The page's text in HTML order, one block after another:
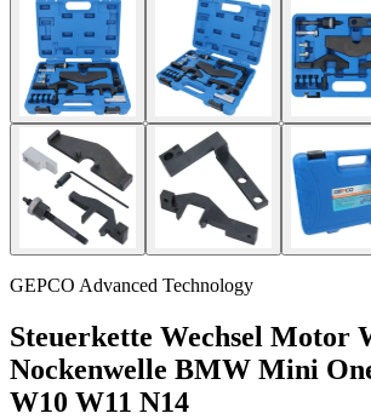
GEPCO Advanced Technology
Steuerkette Wechsel Motor
Nockenwelle BMW Mini
W10 W11 N14